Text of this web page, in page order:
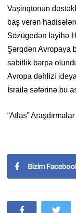
Vaşinqtonun
baş verən
Sözügedən layihə
Şərqdən Avropaya
sabitlik bərpa
Avropa dəhlizi
İsrailə səfərinə bu
“Atlas”
Bizim